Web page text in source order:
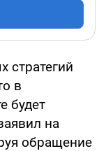
стратегий
в
будет
на
обращение